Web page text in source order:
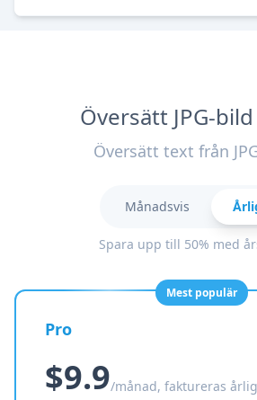
Översätt JPG-
Översätt text från
Månadsvis
Spara upp till 50% med
Mest populär
Pro
$9.9/månad, faktureras